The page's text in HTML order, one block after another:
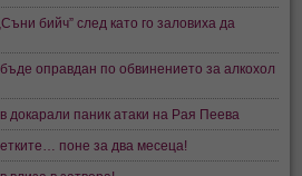
бийч” след като го заловиха да
оправдан по обвинението за алкохол
докарали паник атаки на Рая Пеева
поне за два месеца!